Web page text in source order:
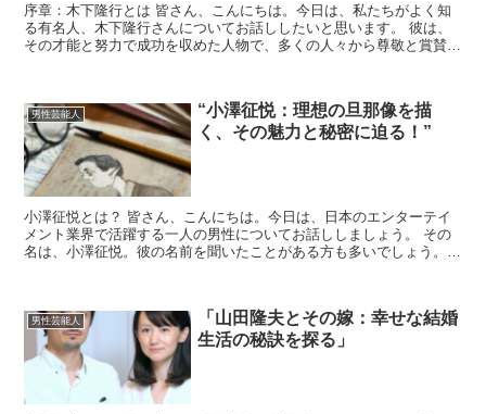
序章：木下隆行とは 皆さん、こんにちは。今日は、私たちがよく知
る有名人、木下隆行さんについてお話ししたいと思います。 彼は、
その才能と努力で成功を収めた人物で、多くの人々から尊敬と賞賛を
男性芸能人
“小澤征悦：理想の旦那像を描
く、その魅力と秘密に迫る！”
小澤征悦とは？ 皆さん、こんにちは。今日は、日本のエンターテイ
メント業界で活躍する一人の男性についてお話ししましょう。 その
名は、小澤征悦。彼の名前を聞いたことがある方も多いでしょう。彼
男性芸能人
「山田隆夫とその嫁：幸せな結婚
生活の秘訣を探る」